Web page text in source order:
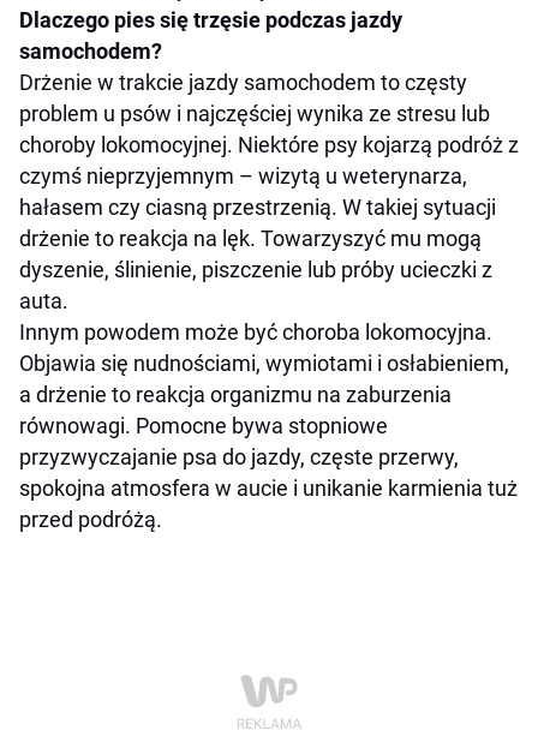
Dlaczego pies się trzęsie podczas jazdy
samochodem?
Drżenie w trakcie jazdy samochodem to częsty
problem u psów i najczęściej wynika ze stresu lub
choroby lokomocyjnej. Niektóre psy kojarzą podróż z
czymś nieprzyjemnym – wizytą u weterynarza,
hałasem czy ciasną przestrzenią. W takiej sytuacji
drżenie to reakcja na lęk. Towarzyszyć mu mogą
dyszenie, ślinienie, piszczenie lub próby ucieczki z
auta.
Innym powodem może być choroba lokomocyjna.
Objawia się nudnościami, wymiotami i osłabieniem,
a drżenie to reakcja organizmu na zaburzenia
równowagi. Pomocne bywa stopniowe
przyzwyczajanie psa do jazdy, częste przerwy,
spokojna atmosfera w aucie i unikanie karmienia tuż
przed podróżą.